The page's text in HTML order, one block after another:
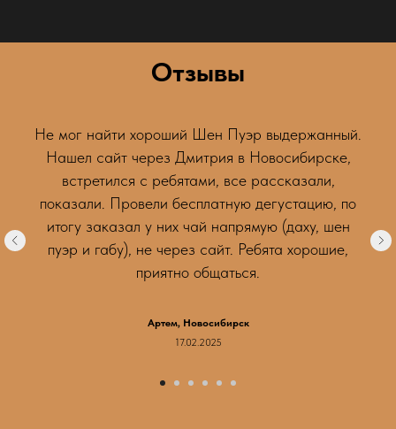
Отзывы
Не мог найти хороший Шен Пуэр выдержанный.
Нашел сайт через Дмитрия в Новосибирске,
встретился с ребятами, все рассказали,
показали. Провели бесплатную дегустацию, по
итогу заказал у них чай напрямую (даху, шен
пуэр и габу), не через сайт. Ребята хорошие,
приятно общаться.
Артем, Новосибирск
17.02.2025